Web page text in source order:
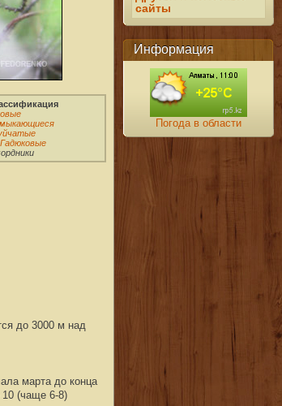
сайты
Информация
Погода в области
до 3000 м над
марта до конца
10 (чаще 6-8)